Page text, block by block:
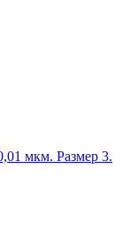
мкм. Размер 3.